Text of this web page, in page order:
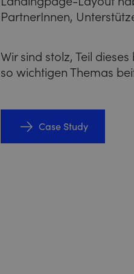
PartnerInnen,
Wir sind stolz, Teil
so wichtigen Themas
Case Study